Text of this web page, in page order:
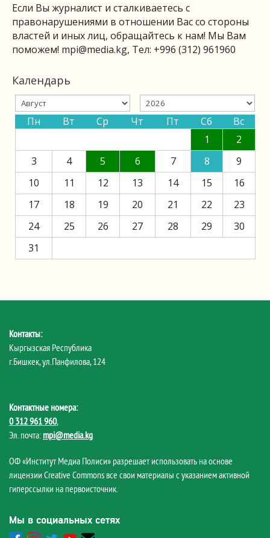
Если Вы журналист и сталкиваетесь с
правонарушениями в отношении Вас со стороны
властей и иных лиц, обращайтесь к нам! Мы Вам
поможем! mpi@media.kg, Тел: +996 (312) 961960
Календарь
Пн Вт Ср Чт Пт Сб
Вс
1
2
3
4 5 6 7 8
9
10
11 12 13 14 15
16
17
18 19 20 21 22
23
24
25 26 27 28 29
30
31
Контакты:
Кыргызская Республика
г.Бишкек, ул.Панфилова, 124
Контактные номера:
0 312 961 960,
Эл. почта: mpi@media.kg
ОФ «Институт Медиа Полиси» разрешает использовать на основе
лицензии Creative Commons все свои материалы с указанием активной
гиперссылки на первоисточник.
Мы в социальных сетях